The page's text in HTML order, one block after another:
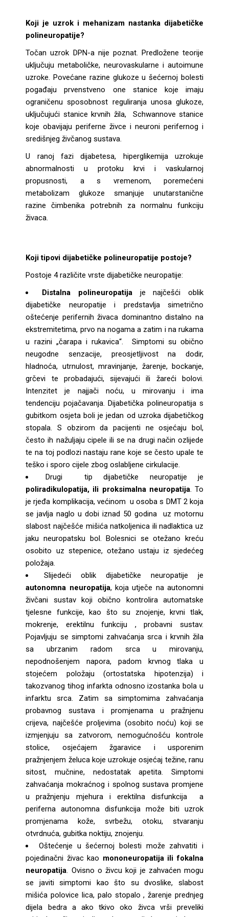
Koji je uzrok i mehanizam nastanka dijabetičke
polineuropatije?
Točan uzrok DPN-a nije poznat. Predložene teorije
uključuju metaboličke, neurovaskularne i autoimune
uzroke. Povećane razine glukoze u šećernoj bolesti
pogađaju prvenstveno one stanice koje imaju
ograničenu sposobnost reguliranja unosa glukoze,
uključujući stanice krvnih žila, Schwannove stanice
koje obavijaju periferne živce i neuroni perifernog i
središnjeg živčanog sustava.
U ranoj fazi dijabetesa, hiperglikemija uzrokuje
abnormalnosti u protoku krvi i vaskularnoj
propusnosti, a s vremenom, poremećeni
metabolizam glukoze smanjuje unutarstanične
razine čimbenika potrebnih za normalnu funkciju
živaca.
Koji tipovi dijabetičke polineuropatije postoje?
Postoje 4 različite vrste dijabetičke neuropatije:
Distalna polineuropatijaje najčešći oblik
dijabetičke neuropatije i predstavlja simetrično
oštećenje perifernih živaca dominantno distalno na
ekstremitetima, prvo na nogama a zatim i na rukama
u razini „čarapa i rukavica“. Simptomi su obično
neugodne senzacije, preosjetljivost na dodir,
hladnoća, utrnulost, mravinjanje, žarenje, bockanje,
grčevi te probadajući, sijevajući ili žareći bolovi.
Intenzitet je najjači noću, u mirovanju i ima
tendenciju pojačavanja. Dijabetička polineuropatija s
gubitkom osjeta boli je jedan od uzroka dijabetičkog
stopala. S obzirom da pacijenti ne osjećaju bol,
često ih nažuljaju cipele ili se na drugi način ozlijede
te na toj podlozi nastaju rane koje se često upale te
teško i sporo cijele zbog oslabljene cirkulacije.
Drugi tip dijabetičke neuropatije je
poliradikulopatija, ili proksimalna neuropatija. To
je rjeđa komplikacija, većinom u osoba s DMT 2 koja
se javlja naglo u dobi iznad 50 godina uz motornu
slabost najčešće mišića natkoljenica ili nadlaktica uz
jaku neuropatsku bol. Bolesnici se otežano kreću
osobito uz stepenice, otežano ustaju iz sjedećeg
položaja.
Slijedeći oblik dijabetičke neuropatije je
autonomna neuropatija, koja utječe na autonomni
živčani sustav koji obično kontrolira automatske
tjelesne funkcije, kao što su znojenje, krvni tlak,
mokrenje, erektilnu funkciju , probavni sustav.
Pojavljuju se simptomi zahvaćanja srca i krvnih žila
sa ubrzanim radom srca u mirovanju,
nepodnošenjem napora, padom krvnog tlaka u
stojećem položaju (ortostatska hipotenzija) i
takozvanog tihog infarkta odnosno izostanka bola u
infarktu srca. Zatim sa simptomima zahvaćanja
probavnog sustava i promjenama u pražnjenu
crijeva, najčešće proljevima (osobito noću) koji se
izmjenjuju sa zatvorom, nemogućnošću kontrole
stolice, osjećajem žgaravice i usporenim
pražnjenjem želuca koje uzrokuje osjećaj težine, ranu
sitost, mučnine, nedostatak apetita. Simptomi
zahvaćanja mokraćnog i spolnog sustava promjene
u pražnjenju mjehura i erektilna disfunkcija a
periferna autonomna disfunkcija može biti uzrok
promjenama kože, svrbežu, otoku, stvaranju
otvrdnuća, gubitka noktiju, znojenju.
Oštećenje u šećernoj bolesti može zahvatiti i
pojedinačni živac kao mononeuropatija ili fokalna
neuropatija. Ovisno o živcu koji je zahvaćen mogu
se javiti simptomi kao što su dvoslike, slabost
mišića polovice lica, palo stopalo , žarenje prednjeg
dijela bedra a ako tkivo oko živca vrši preveliki